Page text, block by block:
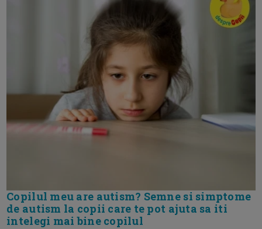
Copilul meu are autism? Semne si simptome
de autism la copii care te pot ajuta sa iti
intelegi mai bine copilul